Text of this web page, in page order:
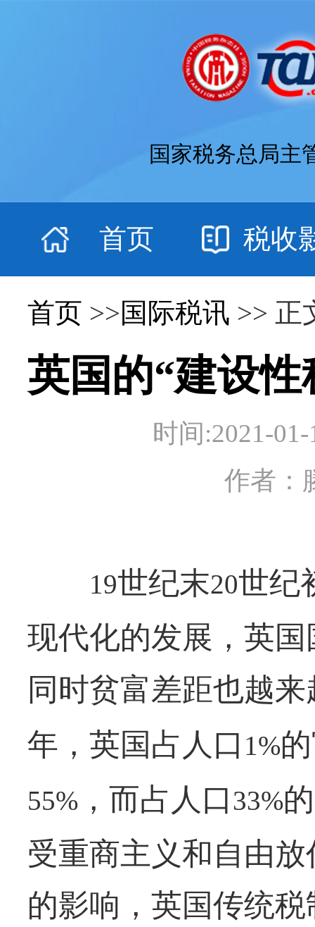
国家税务总局主
首页 税收
首页 >>国际税讯 >> 正
英国的“建设
时间:2021-
作者：
19世纪末20世纪
现代化的发展，英
同时贫富差距也越
年，英国占人口 1%
55% ，而占人口33%
受重商主义和自由
的影响，英国传统